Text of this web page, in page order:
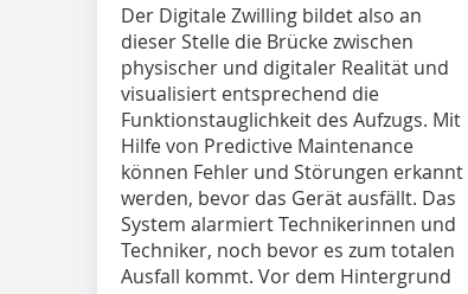
Der Digitale Zwilling bildet also an
dieser Stelle die Brücke zwischen
physischer und digitaler Realität und
visualisiert entsprechend die
Funktionstauglichkeit des Aufzugs. Mit
Hilfe von Predictive Maintenance
können Fehler und Störungen erkannt
werden, bevor das Gerät ausfällt. Das
System alarmiert Technikerinnen und
Techniker, noch bevor es zum totalen
Ausfall kommt. Vor dem Hintergrund